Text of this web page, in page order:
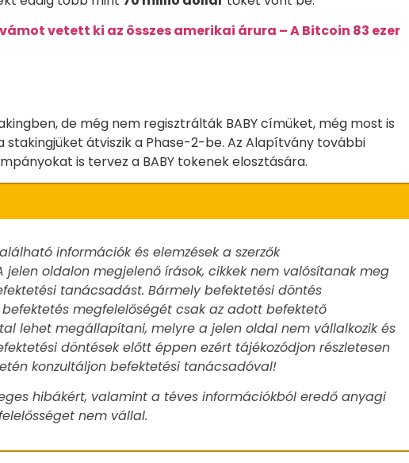
vetett ki az összes amerikai árura – A Bitcoin 83 ezer
de még nem regisztrálták BABY címüket, még most is
stakingjüket átviszik a Phase-2-be. Az Alapítvány további
is tervez a BABY tokenek elosztására.
információk és elemzések a szerzők
jelen oldalon megjelenő írások, cikkek nem valósítanak meg
tanácsadást. Bármely befektetési döntés
megfelelőségét csak az adott befektető
lehet megállapítani, melyre a jelen oldal nem vállalkozik és
döntések előtt éppen ezért tájékozódjon részletesen
konzultáljon befektetési tanácsadóval!
hibákért, valamint a téves információkból eredő anyagi
nem vállal.